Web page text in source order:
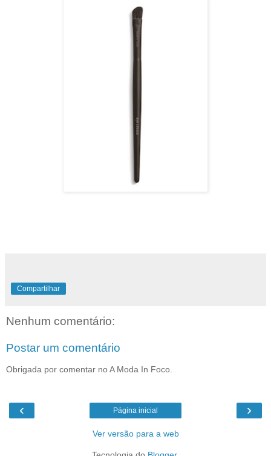
Compartilhar
Nenhum comentário:
Postar um comentário
Obrigada por comentar no A Moda In Foco.
‹ ›
Página inicial
Ver versão para a web